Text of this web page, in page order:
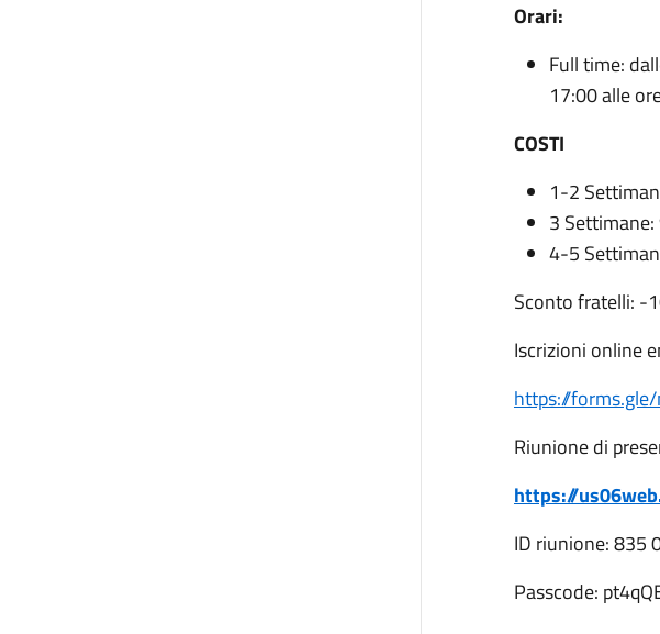
Orari:
Full time:
17:00 alle
COSTI
1-2
3
4-5
Sconto fratelli: -
Iscrizioni online
https://
Riunione di
https://
ID riunione: 835
Passcode: